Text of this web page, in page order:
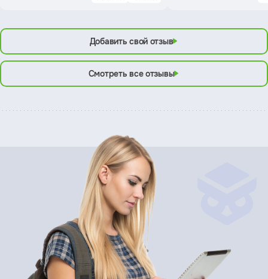
Добавить свой отзыв
Смотреть все отзывы